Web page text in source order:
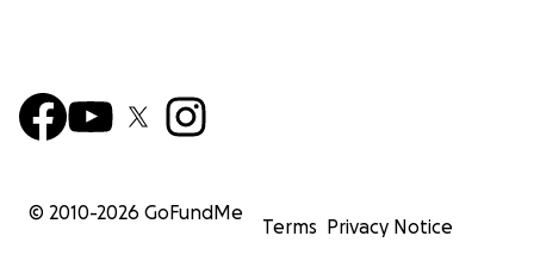
© 2010-2026 GoFundMe
Terms Privacy Notice